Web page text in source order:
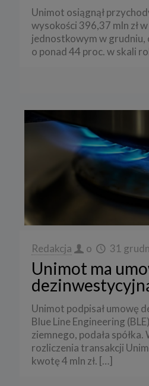
Unimot osiągnął
wysokości 396,37 mln zł
jednostkowym w grudniu,
o ponad 44 proc. w skali
Redakcja o 31
Unimot ma
Unimot podpisał umowę
Blue Line Engineering
ziemnego, podała spółka.
rozliczenia transakcji
kwotę 4 mln zł. […]